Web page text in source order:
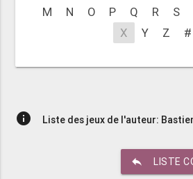
M
N O P Q R S
X
Y Z #
info Liste des jeux de l'auteur:
reply LISTE